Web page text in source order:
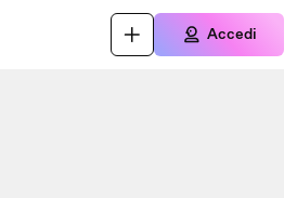
Accedi